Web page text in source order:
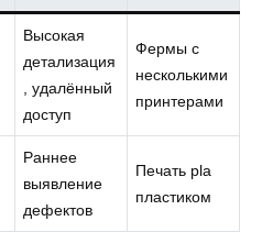
Высокая
детализация
, удалённый
доступ
Фермы с
несколькими
принтерами
Раннее
выявление
дефектов
Печать pla
пластиком